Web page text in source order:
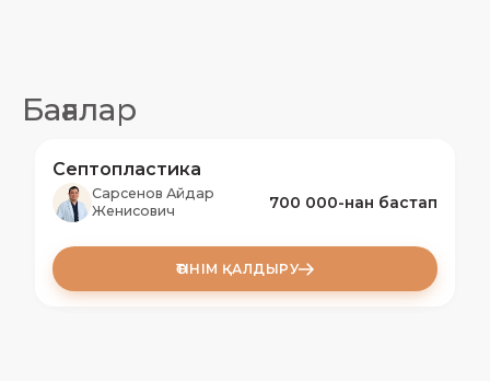
Бағалар
Септопластика
Сарсенов Айдар
Женисович
700 000-нан бастап
ӨТІНІМ ҚАЛДЫРУ